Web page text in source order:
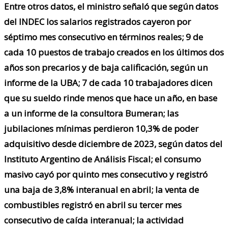
Entre otros datos, el ministro señaló que según datos
del INDEC los salarios registrados cayeron por
séptimo mes consecutivo en términos reales; 9 de
cada 10 puestos de trabajo creados en los últimos dos
años son precarios y de baja calificación, según un
informe de la UBA; 7 de cada 10 trabajadores dicen
que su sueldo rinde menos que hace un año, en base
a un informe de la consultora Bumeran; las
jubilaciones mínimas perdieron 10,3% de poder
adquisitivo desde diciembre de 2023, según datos del
Instituto Argentino de Análisis Fiscal; el consumo
masivo cayó por quinto mes consecutivo y registró
una baja de 3,8% interanual en abril; la venta de
combustibles registró en abril su tercer mes
consecutivo de caída interanual; la actividad